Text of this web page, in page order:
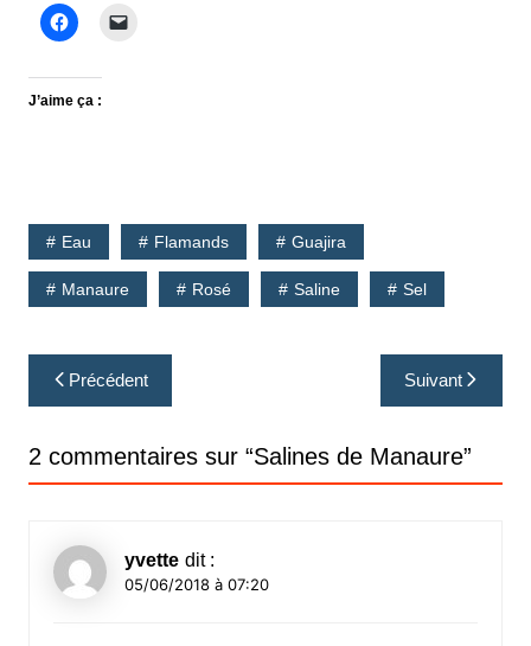
J’aime ça :
Eau Flamands Guajira
Manaure Rosé Saline Sel
Navigation
de
l’article
Précédent Suivant
2 commentaires sur “Salines de Manaure”
yvette dit :
05/06/2018 à 07:20